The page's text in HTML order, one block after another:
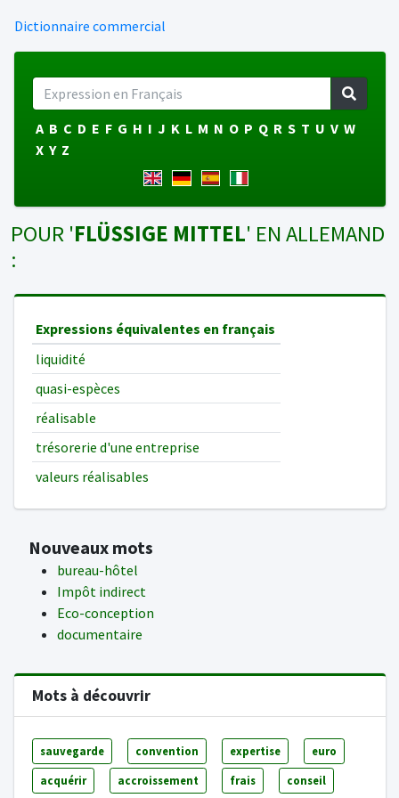
Dictionnaire commercial
A B C D E F G H I J K L M N O P Q R S T U V W
X Y Z
POUR 'FLÜSSIGE MITTEL' EN ALLEMAND
:
Expressions équivalentes en français
liquidité
quasi-espèces
réalisable
trésorerie d'une entreprise
valeurs réalisables
Nouveaux mots
bureau-hôtel
Impôt indirect
Eco-conception
documentaire
Mots à découvrir
sauvegarde convention expertise euro
acquérir accroissement frais conseil